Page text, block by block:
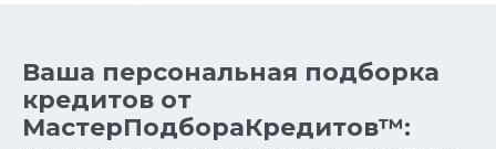
Ваша персональная подборка
кредитов от
МастерПодбораКредитов™: